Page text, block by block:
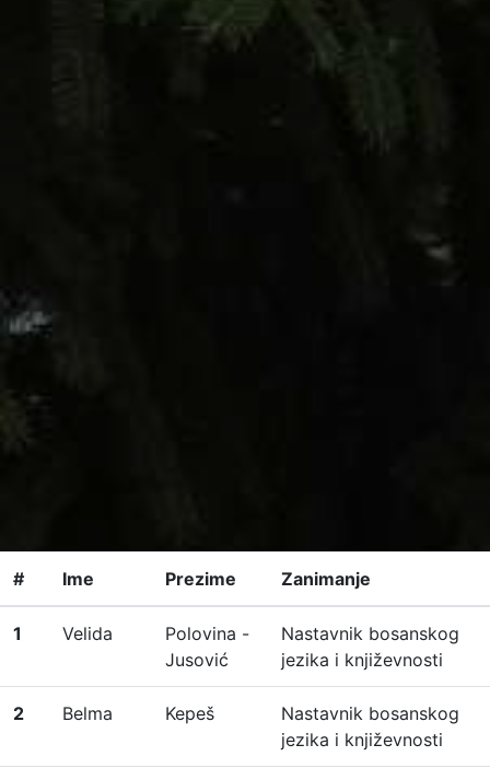
# Ime Prezime Zanimanje
1 Velida
Polovina -
Jusović
Nastavnik bosanskog
jezika i književnosti
2 Belma Kepeš
Nastavnik bosanskog
jezika i književnosti